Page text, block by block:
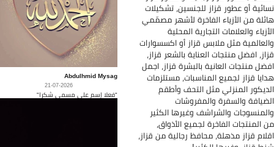
أو عطور قزاز للجنسين، تشكيلات
من الأزياء الفاخرة لأشهر مصمّمي
والعلامات التجارية المحلية
مثل ملابس قزاز أو اكسسوارات
افضل منتجات العناية بالشعر قزاز،
منتجات العانية بالبشرة قزاز، اجمل
قزاز لجميع المناسبات، مستلزمات
المنزلي مثل التحف وأطقم
والسفرة والمفروشات
والشراشف وغيرها الكثير
المنتجات الفاخرة لجميع الأذواق،
قزاز مذهلة، محافظ رجالية من قزاز،
Abdulhmid Mysag
21-07-2026
"فعلا إسم على مسمى شكرا"